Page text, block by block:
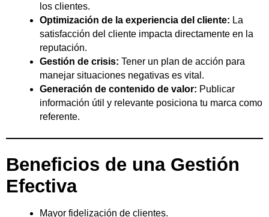
los clientes.
Optimización de la experiencia del cliente: La
satisfacción del cliente impacta directamente en la
reputación.
Gestión de crisis: Tener un plan de acción para
manejar situaciones negativas es vital.
Generación de contenido de valor: Publicar
información útil y relevante posiciona tu marca como
referente.
Beneficios de una Gestión
Efectiva
Mayor fidelización de clientes.